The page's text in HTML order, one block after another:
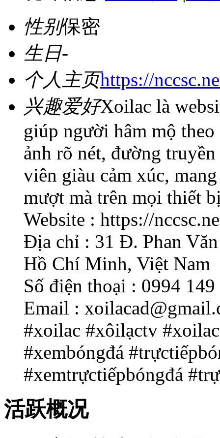
性别保密
生日-
个人主页https://
兴趣爱好Xoilac là
giúp người hâm mộ
ảnh rõ nét, đường
viên giàu cảm xúc,
mượt mà trên mọi thiết
Website : https://
Địa chỉ : 31 Đ. Phan
Hồ Chí Minh, Việt Nam
Số điện thoại : 0994 149
Email :
#xoilac #xôilạctv
#xembóngđá
#xemtrựctiếpbóngđá
活跃概况